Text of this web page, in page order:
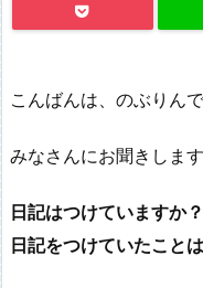
こんばんは、のぶりんで
みなさんにお聞きします
日記はつけていますか？
日記をつけていたこと